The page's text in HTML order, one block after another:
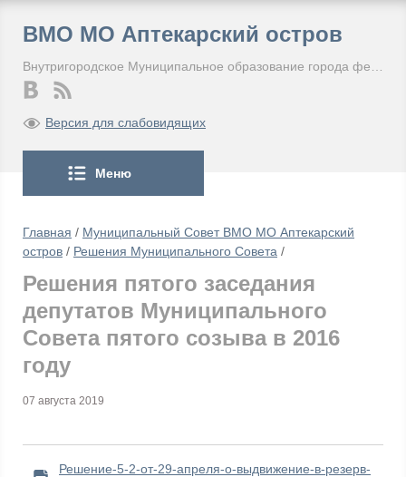
ВМО МО Аптекарский остров
Версия для слабовидящих
Меню
Главная / Муниципальный Совет ВМО МО Аптекарский
остров / Решения Муниципального Совета /
Решения пятого заседания
депутатов Муниципального
Совета пятого созыва в 2016
году
07 августа 2019
Решение-5-2-от-29-апреля-о-выдвижение-в-резерв-